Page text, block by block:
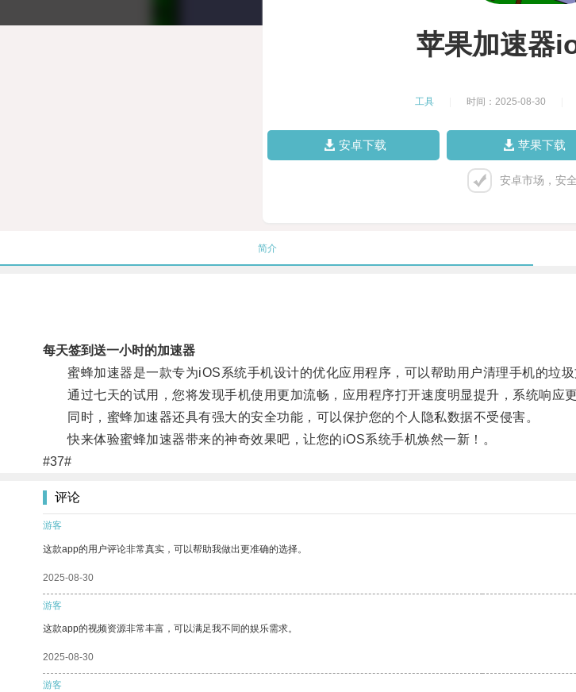
苹果加速器
工具 时间：2025-08-30
安卓下载 苹果下载
安卓市场，安
简介
每天签到送一小时的加速器
蜜蜂加速器是一款专为iOS系统手机设计的优化应用程序，可以帮助用户清理手机的垃圾
通过七天的试用，您将发现手机使用更加流畅，应用程序打开速度明显提升，系统响应更
同时，蜜蜂加速器还具有强大的安全功能，可以保护您的个人隐私数据不受侵害。
快来体验蜜蜂加速器带来的神奇效果吧，让您的iOS系统手机焕然一新！。
#37#
评论
游客
这款app的用户评论非常真实，可以帮助我做出更准确的选择。
2025-08-30
游客
这款app的视频资源非常丰富，可以满足我不同的娱乐需求。
2025-08-30
游客